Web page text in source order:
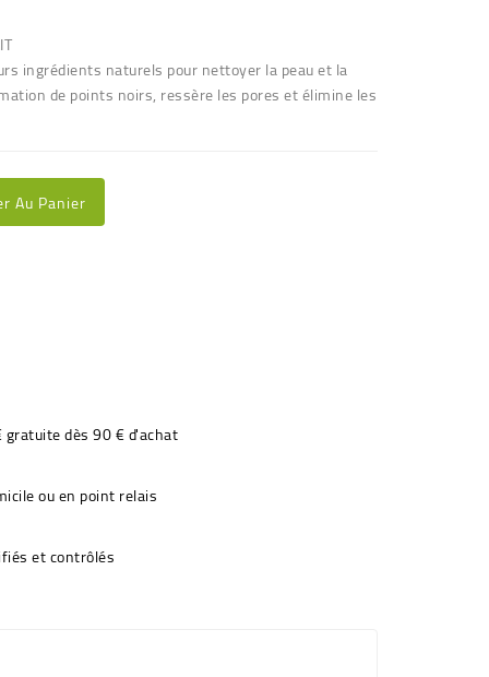
ingrédients naturels pour nettoyer la peau et la
de points noirs, ressère les pores et élimine les
Au Panier
dès 90 € d'achat
ou en point relais
et contrôlés